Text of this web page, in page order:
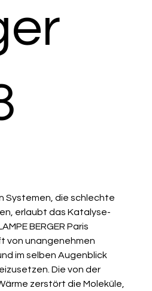
Systemen, die schlechte
erlaubt das Katalyse-
BERGER Paris
von unangenehmen
im selben Augenblick
Die von der
zerstört die Moleküle,